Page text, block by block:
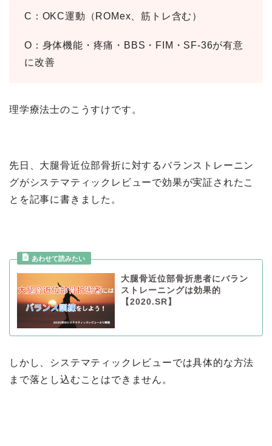
C：OKC運動（ROMex、筋トレ含む）
O：身体機能・疼痛・BBS・FIM・SF-36が有意
に改善
理学療法士のこうすけです。
先日、大腿骨近位部骨折に対するバランストレーニン
グがシステマティックレビューで効果が実証されたこ
とを記事に書きました。
大腿骨近位部骨折患者にバラン
ストレーニングは効果的
【2020.SR】
しかし、システマティックレビューでは具体的な方法
まで落とし込むことはできません。